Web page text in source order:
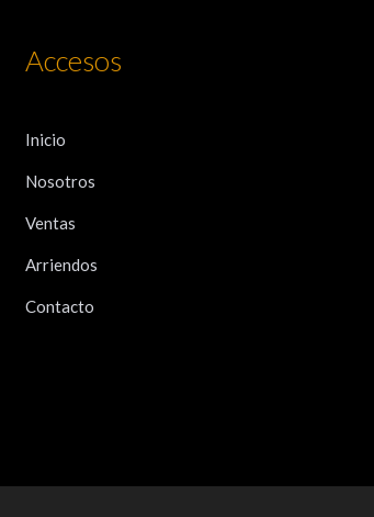
Accesos
Inicio
Nosotros
Ventas
Arriendos
Contacto